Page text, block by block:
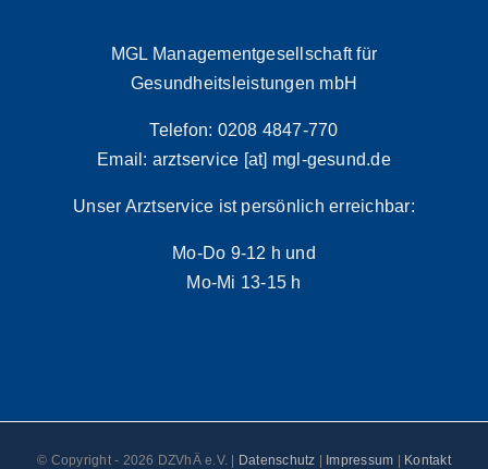
MGL Managementgesellschaft für
Gesundheitsleistungen mbH
Telefon: 0208 4847-770
Email: arztservice [at] mgl-gesund.de
Unser Arztservice ist persönlich erreichbar:
Mo-Do 9-12 h und
Mo-Mi 13-15 h
© Copyright - 2026 DZVhÄ e.V. | Datenschutz Impressum Kontakt